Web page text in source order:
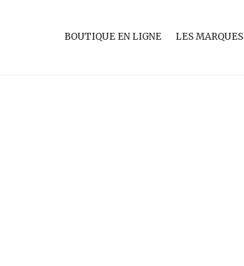
BOUTIQUE EN LIGNE LES MARQUES